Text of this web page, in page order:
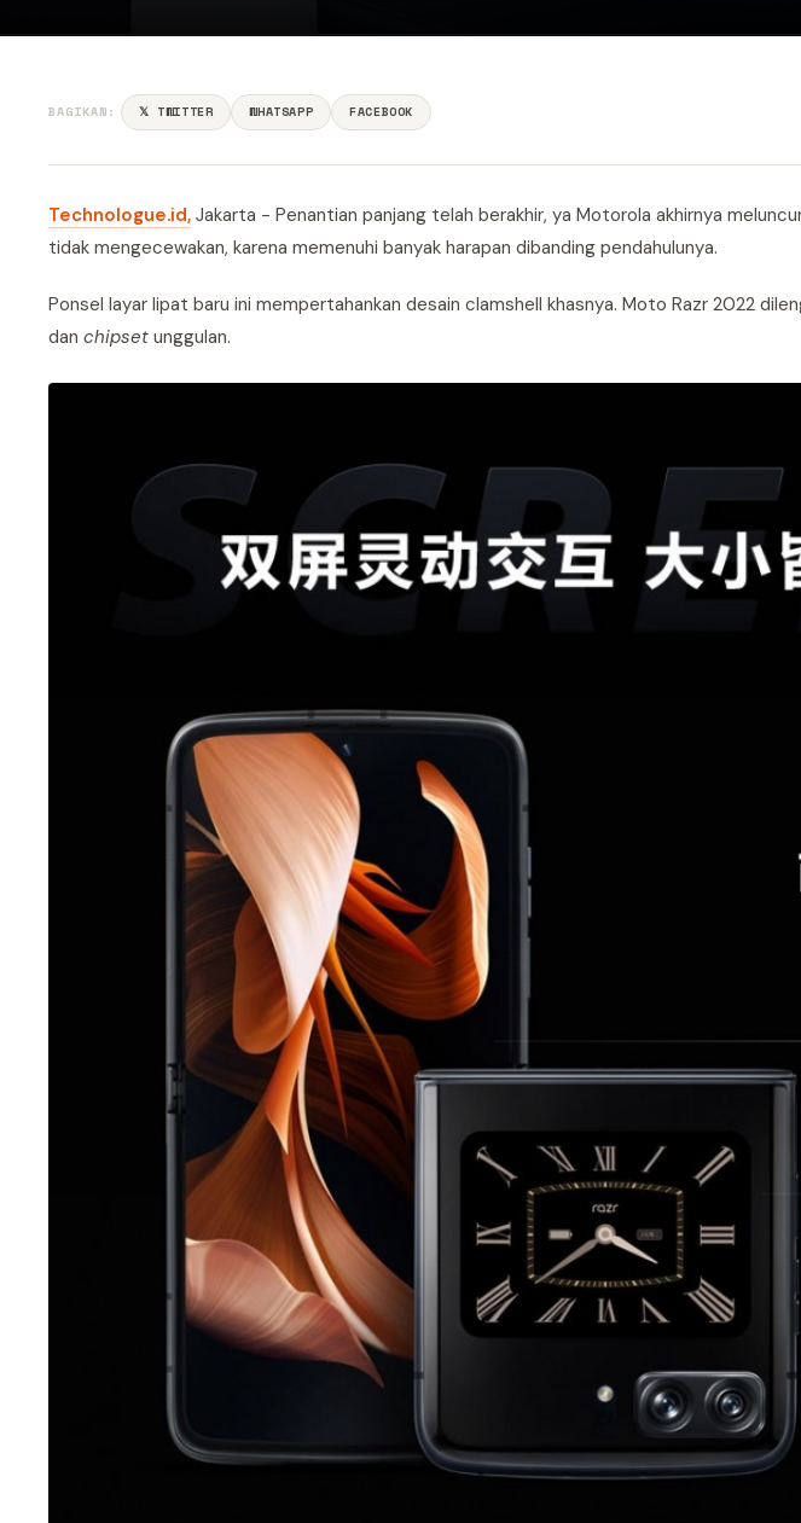
BAGIKAN: 𝕏 TWITTER WHATSAPP FACEBOOK
Technologue.id, Jakarta - Penantian panjang telah berakhir, ya Motorola akhirnya
tidak mengecewakan, karena memenuhi banyak harapan dibanding pendahulunya.
Ponsel layar lipat baru ini mempertahankan desain clamshell khasnya. Moto Razr 2022
dan chipset unggulan.